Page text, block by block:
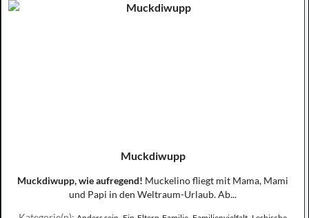
Muckdiwupp
Muckdiwupp, wie aufregend! Muckelino fliegt mit Mama, Mami
und Papi in den Weltraum-Urlaub. Ab...